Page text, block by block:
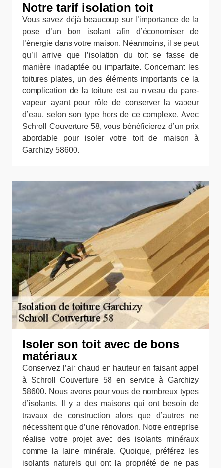
Notre tarif isolation toit
Vous savez déjà beaucoup sur l’importance de la
pose d’un bon isolant afin d’économiser de
l’énergie dans votre maison. Néanmoins, il se peut
qu’il arrive que l’isolation du toit se fasse de
manière inadaptée ou imparfaite. Concernant les
toitures plates, un des éléments importants de la
complication de la toiture est au niveau du pare-
vapeur ayant pour rôle de conserver la vapeur
d’eau, selon son type hors de ce complexe. Avec
Schroll Couverture 58, vous bénéficierez d’un prix
abordable pour isoler votre toit de maison à
Garchizy 58600.
Isoler son toit avec de bons
matériaux
Conservez l’air chaud en hauteur en faisant appel
à Schroll Couverture 58 en service à Garchizy
58600. Nous avons pour vous de nombreux types
d’isolants. Il y a des maisons qui ont besoin de
travaux de construction alors que d’autres ne
nécessitent que d’une rénovation. Notre entreprise
réalise votre projet avec des isolants minéraux
comme la laine minérale. Quoique, préférez les
isolants naturels qui ont la propriété de ne pas